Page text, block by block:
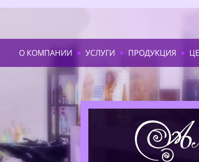
О КОМПАНИИ УСЛУГИ ПРОДУКЦИЯ